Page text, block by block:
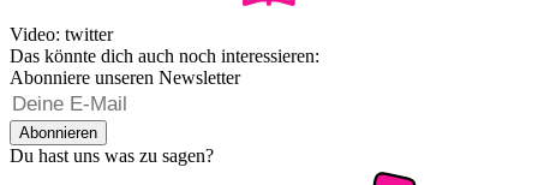
Video: twitter
Das könnte dich auch noch interessieren:
Abonniere unseren Newsletter
Abonnieren
Du hast uns was zu sagen?